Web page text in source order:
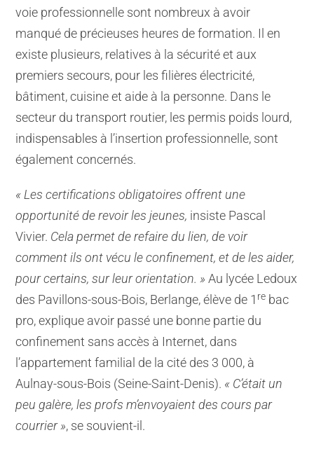
voie professionnelle sont nombreux à avoir
manqué de précieuses heures de formation. Il en
existe plusieurs, relatives à la sécurité et aux
premiers secours, pour les filières électricité,
bâtiment, cuisine et aide à la personne. Dans le
secteur du transport routier, les permis poids lourd,
indispensables à l’insertion professionnelle, sont
également concernés.
« Les certifications obligatoires offrent une
opportunité de revoir les jeunes, insiste Pascal
Vivier. Cela permet de refaire du lien, de voir
comment ils ont vécu le confinement, et de les aider,
pour certains, sur leur orientation. » Au lycée Ledoux
des Pavillons-sous-Bois, Berlange, élève de 1 re bac
pro, explique avoir passé une bonne partie du
confinement sans accès à Internet, dans
l’appartement familial de la cité des 3 000, à
Aulnay-sous-Bois (Seine-Saint-Denis). « C’était un
peu galère, les profs m’envoyaient des cours par
courrier », se souvient-il.